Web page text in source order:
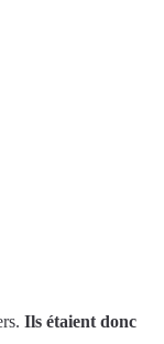
Ils étaient donc